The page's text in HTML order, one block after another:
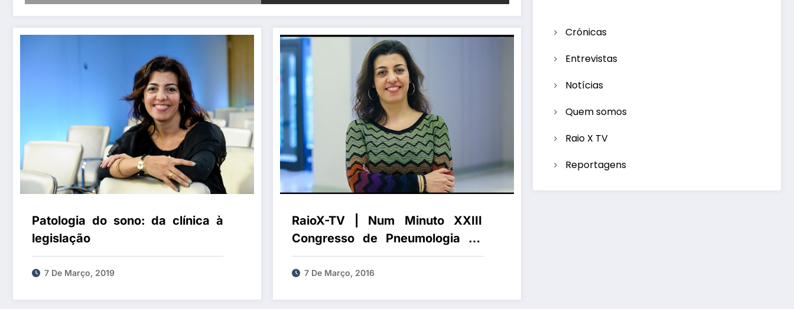
Patologia do sono: da clínica à
legislação
7 De Março, 2019
RaioX-TV | Num Minuto XXIII
Congresso de Pneumologia do
Norte
7 De Março, 2016
Crónicas
Entrevistas
Notícias
Quem somos
Raio X TV
Reportagens